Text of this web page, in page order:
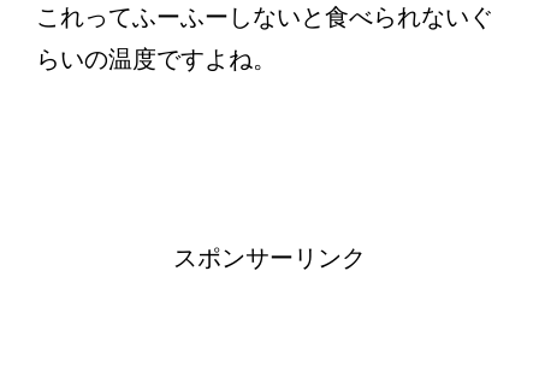
これってふーふーしないと食べられないぐ
らいの温度ですよね。
スポンサーリンク